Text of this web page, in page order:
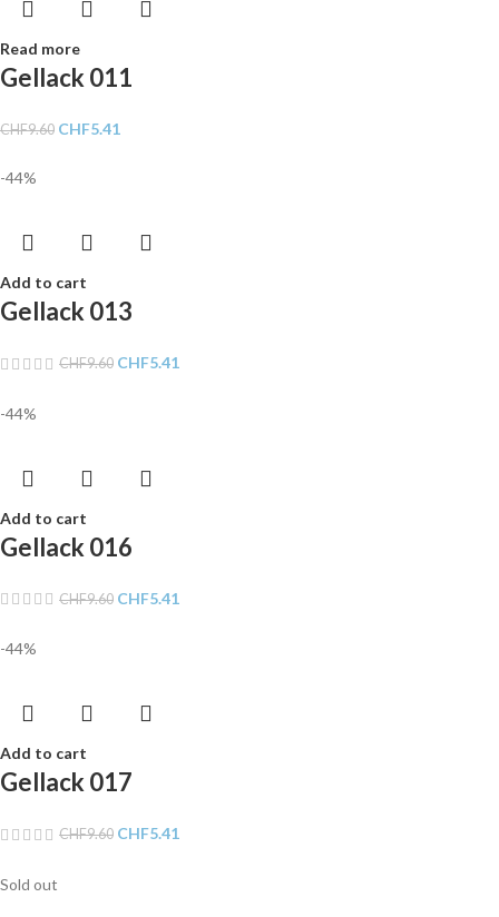
Read more
Gellack 011
CHF9.60 CHF5.41
-44%
Add to cart
Gellack 013
CHF9.60 CHF5.41
-44%
Add to cart
Gellack 016
CHF9.60 CHF5.41
-44%
Add to cart
Gellack 017
CHF9.60 CHF5.41
Sold out